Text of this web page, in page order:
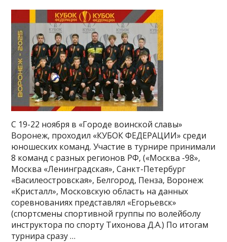
С 19-22 ноября в «Городе воинской славы»
Воронеж, проходил «КУБОК ФЕДЕРАЦИИ» среди
юношеских команд. Участие в турнире принимали
8 команд с разных регионов РФ, («Москва -98»,
Москва «Ленинградская», Санкт-Петербург
«Василеостровская», Белгород, Пенза, Воронеж
«Кристалл», Московскую область на данных
соревнованиях представлял «Егорьевск»
(спортсмены спортивной группы по волейболу
инструктора по спорту Тихонова Д.А.) По итогам
турнира сразу …